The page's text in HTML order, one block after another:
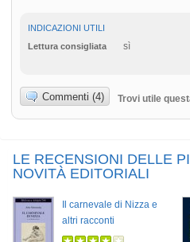
INDICAZIONI UTILI
Lettura consigliata
sì
Commenti (4) Trovi utile
LE RECENSIONI DELLE
NOVITÀ EDITORIALI
Il carnevale di Nizza e
altri racconti